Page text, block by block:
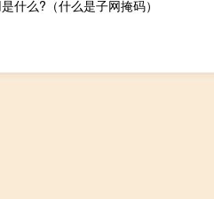
什么?（什么是子网掩码）